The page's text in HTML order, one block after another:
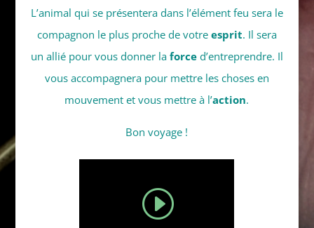
L’animal qui se présentera dans l’élément feu sera le
compagnon le plus proche de votre esprit. Il sera
un allié pour vous donner laforced’entreprendre. Il
vous accompagnera pour mettre les choses en
mouvement et vous mettre à l’action.
Bon voyage !